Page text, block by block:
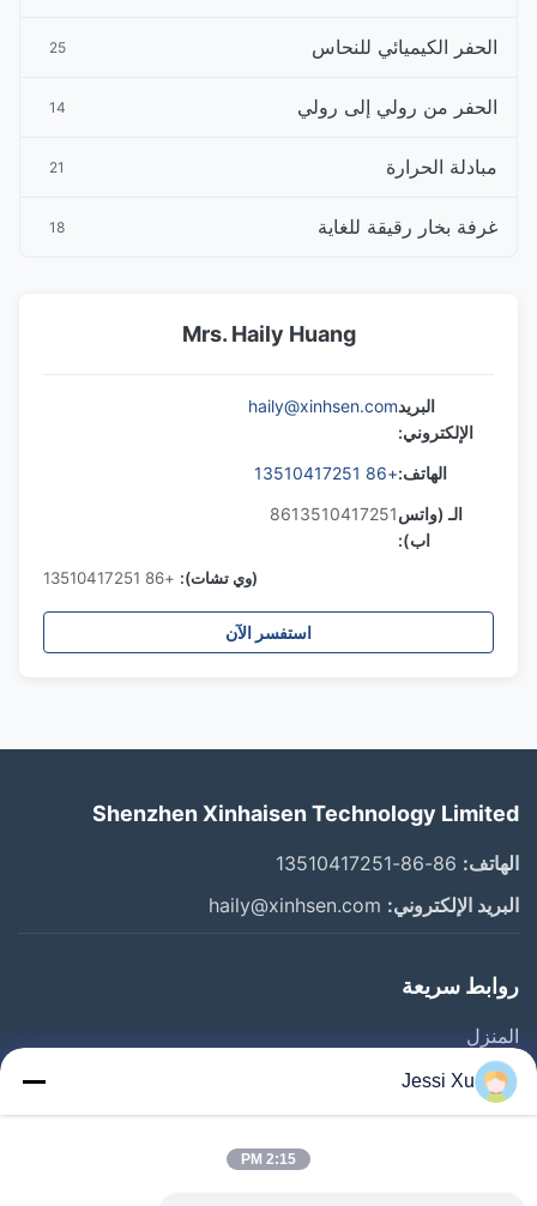
الحفر الكيميائي للنحاس 25
الحفر من رولي إلى رولي 14
مبادلة الحرارة 21
غرفة بخار رقيقة للغاية 18
Mrs. Haily Huang
البريد
الإلكتروني:
haily@xinhsen.com
الهاتف:+86 13510417251
الـ (واتس
اب):
8613510417251
(وي تشات): +86 13510417251
استفسر الآن
Shenzhen Xinhaisen Technology Limited
الهاتف:
البريد الإلكتروني:
روابط سريعة
المنزل
المنتجات
أشرطة فيديو
Jessi Xu
2:15 PM